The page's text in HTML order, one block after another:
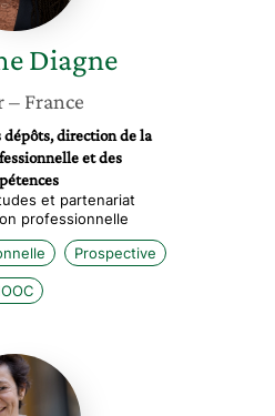
Diagne
– France
dépôts, direction de la
et des
et partenariat
professionnelle
Prospective
Manuelle
Malot